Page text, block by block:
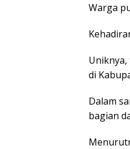
Warga
di
Dalam
bagian